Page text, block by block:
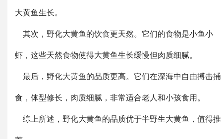
大黄鱼生长。
其次，野化大黄鱼的饮食更天然。它们的食物是小鱼小
虾，这些天然食物使得大黄鱼生长缓慢但肉质细腻。
最后，野化大黄鱼的品质更高。它们在深海中自由搏击捕
食，体型修长，肉质细腻，非常适合老人和小孩食用。
综上所述，野化大黄鱼的品质优于半野生大黄鱼，值得推